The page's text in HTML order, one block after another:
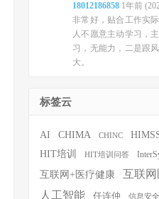
18012186858 1年前
非常好，贴合工作实
人不愿意主动学习，
习，无能力，二是跟
大。
标签云
AI CHIMA CHINC
HIT培训 HIT培训问答
互联网+医疗健康 互联网
人工智能 任连仲 信息安全